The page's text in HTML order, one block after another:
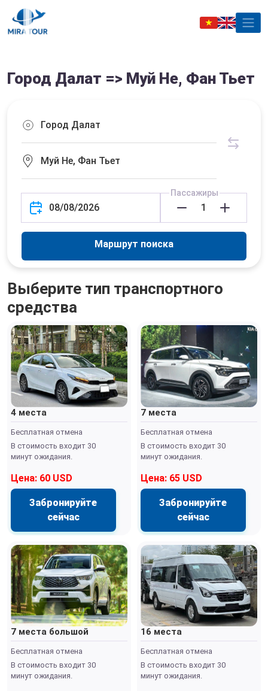
Город Далат => Муй Не, Фан Тьет
Пассажиры
Маршрут поиска
Выберите тип транспортного
средства
4 места
Бесплатная отмена
В стоимость входит 30
минут ожидания.
Цена: 60 USD
Забронируйте
сейчас
7 места
Бесплатная отмена
В стоимость входит 30
минут ожидания.
Цена: 65 USD
Забронируйте
сейчас
7 места большой
Бесплатная отмена
В стоимость входит 30
минут ожидания.
16 места
Бесплатная отмена
В стоимость входит 30
минут ожидания.